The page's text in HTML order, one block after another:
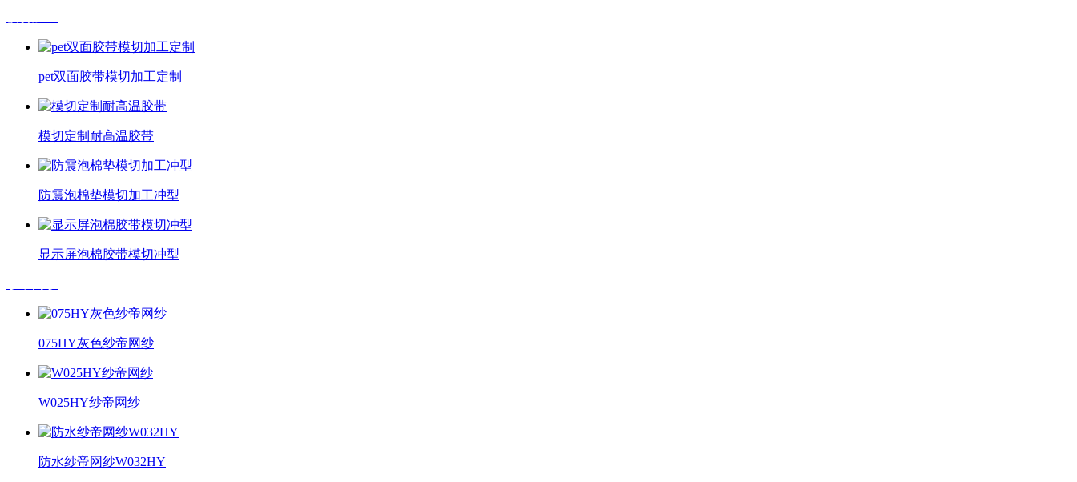
pet双面胶带模切加工定制
模切定制耐高温胶带
防震泡棉垫模切加工冲型
显示屏泡棉胶带模切冲型
075HY灰色纱帝网纱
W025HY纱帝网纱
防水纱帝网纱W032HY